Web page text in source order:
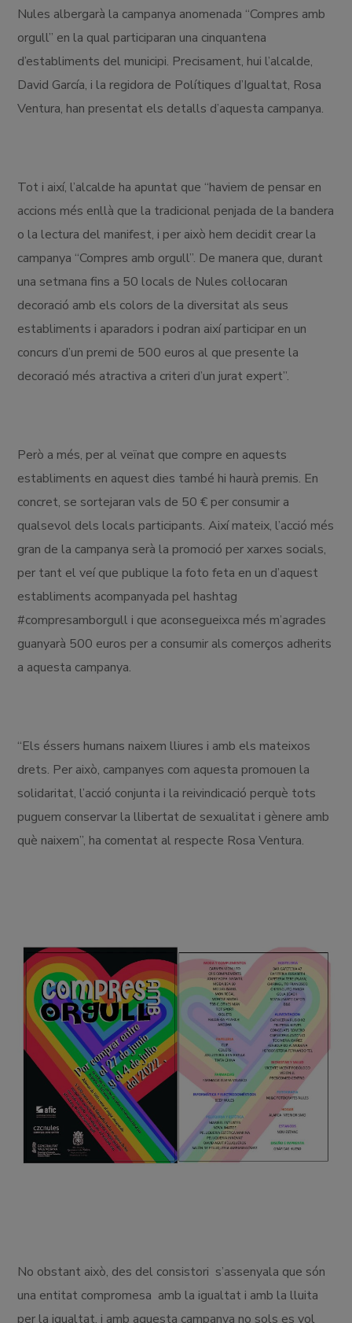
Nules albergarà la campanya anomenada “Compres amb
orgull” en la qual participaran una cinquantena
d’establiments del municipi. Precisament, hui l’alcalde,
David García, i la regidora de Polítiques d’Igualtat, Rosa
Ventura, han presentat els detalls d’aquesta campanya.
Tot i així, l’alcalde ha apuntat que “haviem de pensar en
accions més enllà que la tradicional penjada de la bandera
o la lectura del manifest, i per això hem decidit crear la
campanya “Compres amb orgull”. De manera que, durant
una setmana fins a 50 locals de Nules col·locaran
decoració amb els colors de la diversitat als seus
establiments i aparadors i podran així participar en un
concurs d’un premi de 500 euros al que presente la
decoració més atractiva a criteri d’un jurat expert”.
Però a més, per al veïnat que compre en aquests
establiments en aquest dies també hi haurà premis. En
concret, se sortejaran vals de 50 € per consumir a
qualsevol dels locals participants. Així mateix, l’acció més
gran de la campanya serà la promoció per xarxes socials,
per tant el veí que publique la foto feta en un d’aquest
establiments acompanyada pel hashtag
#compresamborgull i que aconsegueixca més m’agrades
guanyarà 500 euros per a consumir als comerços adherits
a aquesta campanya.
“Els éssers humans naixem lliures i amb els mateixos
drets. Per això, campanyes com aquesta promouen la
solidaritat, l’acció conjunta i la reivindicació perquè tots
puguem conservar la llibertat de sexualitat i gènere amb
què naixem”, ha comentat al respecte Rosa Ventura.
No obstant això, des del consistori s’assenyala que són
una entitat compromesa amb la igualtat i amb la lluita
per la igualtat, i amb aquesta campanya no sols es vol